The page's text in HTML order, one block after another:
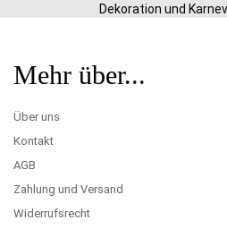
Dekoration und
Mehr über...
Über uns
Kontakt
AGB
Zahlung und Versand
Widerrufsrecht